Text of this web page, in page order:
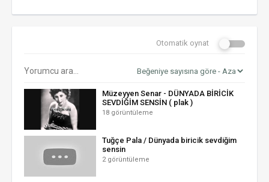
Otomatik oynat
Müzeyyen Senar - DÜNYADA BİRİCİK
SEVDİĞİM SENSİN ( plak )
18 görüntüleme
Tuğçe Pala / Dünyada biricik sevdiğim
sensin
2 görüntüleme